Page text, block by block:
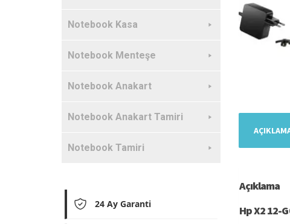
Açıklama
Hp X2 12-
Notebook Kasa
Notebook Menteşe
Notebook Anakart
Notebook Anakart Tamiri
Notebook Tamiri
24 Ay Garanti